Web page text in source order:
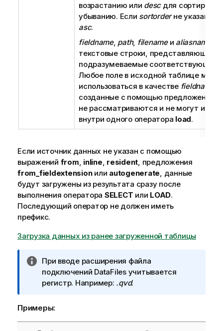
возрастанию или descдля сортировки
убыванию. Если sortorderне указан,
asc.
fieldname, path, filenameи aliasname
текстовые строки, представляющие
подразумеваемые соответствующие
Любое поле в исходной таблице
использоваться в качестве fieldname
созданные с помощью предложения (
не рассматриваются и не могут
внутри одного оператора load.
Если источник данных не указан с помощью
выражений from, inline, resident, предложения
from_fieldextensionили autogenerate, данные
будут загружены из результата сразу после
выполнения оператора SELECT или LOAD.
Последующий оператор не должен иметь
префикс.
Загрузка данных из ранее загруженной таблицы
П
р
и
е
При вводе расширения файла
подключений DataFiles учитывается
регистр. Например: .qvd.
Примеры: